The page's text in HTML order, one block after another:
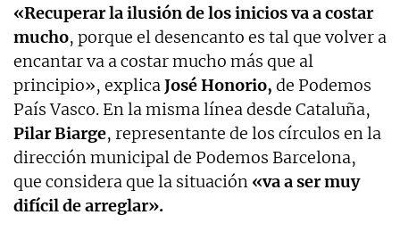
«Recuperar la ilusión de los inicios va a costar
mucho, porque el desencanto es tal que volver a
encantar va a costar mucho más que al
principio», explicaJosé Honorio, de Podemos
País Vasco. En la misma línea desde Cataluña,
Pilar Biarge, representante de los círculos en la
dirección municipal de Podemos Barcelona,
que considera que la situación «va a ser muy
difícil de arreglar».